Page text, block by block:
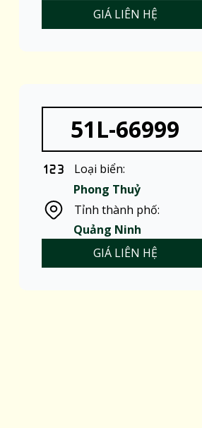
GIÁ LIÊN HỆ
51L-66999
Loại biển:
Phong Thuỷ
Tỉnh thành phố:
Quảng Ninh
GIÁ LIÊN HỆ